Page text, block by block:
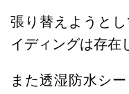
張り替えようと
イディングは存在
また透湿防水シ